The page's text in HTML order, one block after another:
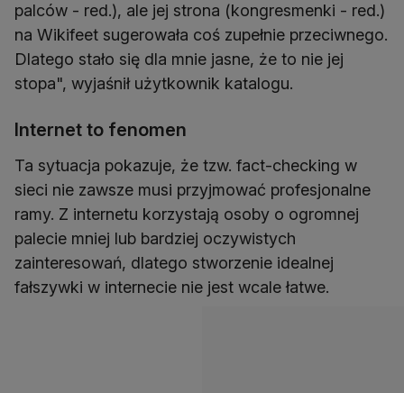
palców - red.), ale jej strona (kongresmenki - red.)
na Wikifeet sugerowała coś zupełnie przeciwnego.
Dlatego stało się dla mnie jasne, że to nie jej
stopa", wyjaśnił użytkownik katalogu.
Internet to fenomen
Ta sytuacja pokazuje, że tzw. fact-checking w
sieci nie zawsze musi przyjmować profesjonalne
ramy. Z internetu korzystają osoby o ogromnej
palecie mniej lub bardziej oczywistych
zainteresowań, dlatego stworzenie idealnej
fałszywki w internecie nie jest wcale łatwe.